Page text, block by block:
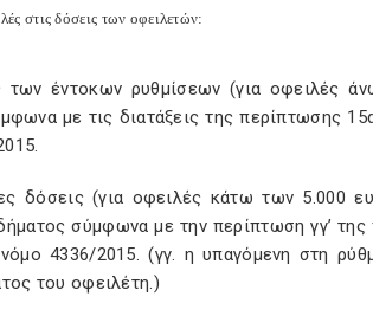
στις δόσεις των οφειλετών:
των έντοκων ρυθμίσεων (για οφειλές
με τις διατάξεις της περίπτωσης
δόσεις (για οφειλές κάτω των 5.000
σύμφωνα με την περίπτωση γγ’
4336/2015. (γγ. η υπαγόμενη στη
του οφειλέτη.)